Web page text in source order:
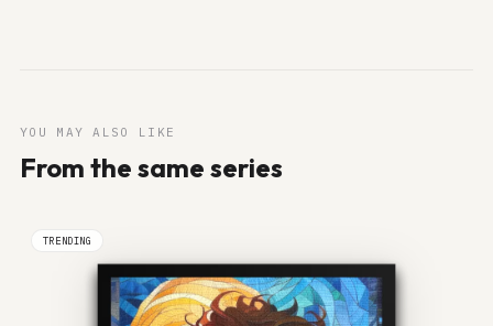
YOU MAY ALSO LIKE
From the same series
TRENDING